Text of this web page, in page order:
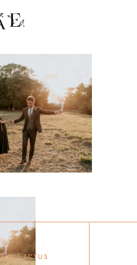
LES ACTUS